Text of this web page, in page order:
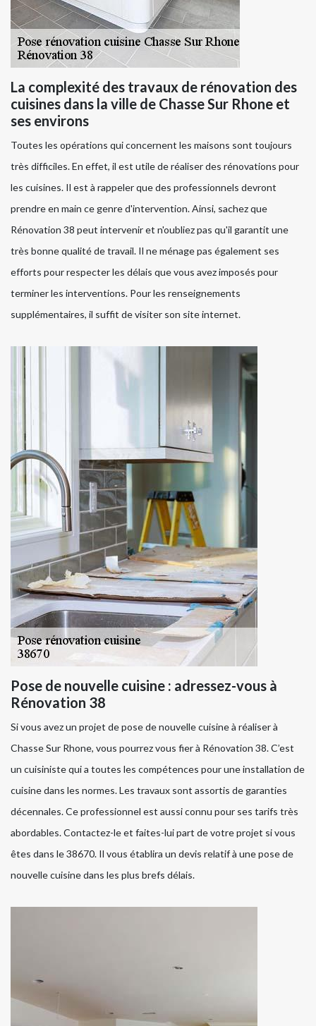
La complexité des travaux de rénovation des
cuisines dans la ville de Chasse Sur Rhone et
ses environs
Toutes les opérations qui concernent les maisons sont toujours
très difficiles. En effet, il est utile de réaliser des rénovations pour
les cuisines. Il est à rappeler que des professionnels devront
prendre en main ce genre d'intervention. Ainsi, sachez que
Rénovation 38 peut intervenir et n'oubliez pas qu'il garantit une
très bonne qualité de travail. Il ne ménage pas également ses
efforts pour respecter les délais que vous avez imposés pour
terminer les interventions. Pour les renseignements
supplémentaires, il suffit de visiter son site internet.
Pose de nouvelle cuisine : adressez-vous à
Rénovation 38
Si vous avez un projet de pose de nouvelle cuisine à réaliser à
Chasse Sur Rhone, vous pourrez vous fier à Rénovation 38. C’est
un cuisiniste qui a toutes les compétences pour une installation de
cuisine dans les normes. Les travaux sont assortis de garanties
décennales. Ce professionnel est aussi connu pour ses tarifs très
abordables. Contactez-le et faites-lui part de votre projet si vous
êtes dans le 38670. Il vous établira un devis relatif à une pose de
nouvelle cuisine dans les plus brefs délais.